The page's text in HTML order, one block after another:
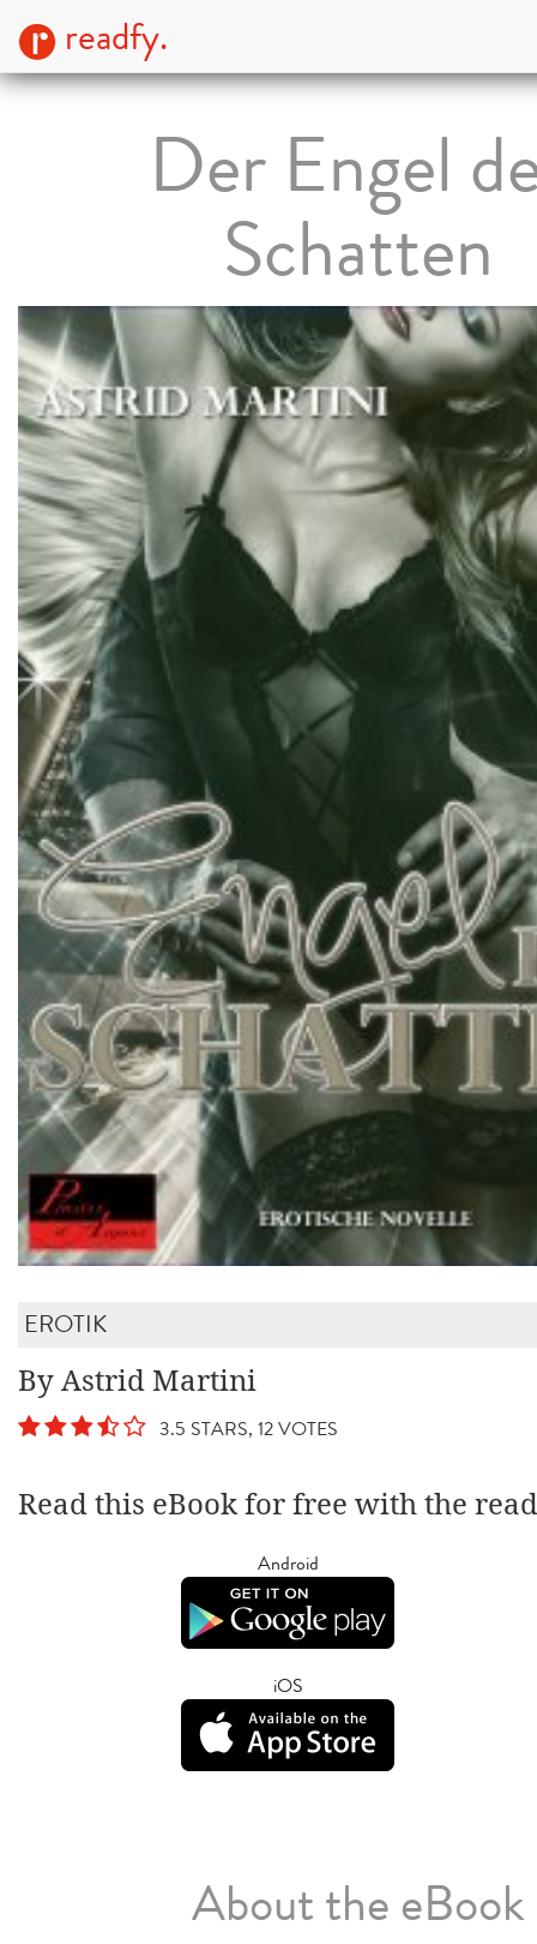
readfy.
Der Engel
Schatten
EROTIK
By Astrid Martini
3.5 STARS, 12 VOTES
Read this eBook for free with the
Android
iOS
About the eBook